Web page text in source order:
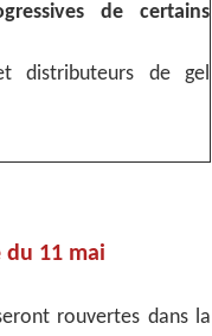
de
certains
distributeurs de gel
du 11 mai
rouvertes dans la